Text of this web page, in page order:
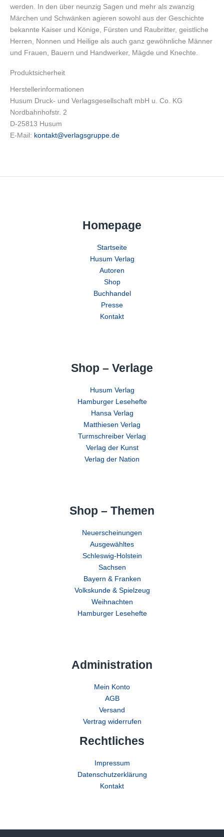
werden. In den über neunzig Sagen und mehr als zwanzig
Märchen und Schwänken agieren sowohl aus der Geschichte
bekannte Kaiser und Könige, Fürsten und Raubritter, geistliche
Herren, Nonnen und Heilige als auch ganz gewöhnliche Männer
und Frauen, Bauern und Handwerker, Mägde und Knechte.
Produktsicherheit
Herstellerinformationen
Husum Druck- und Verlagsgesellschaft mbH u. Co. KG
Nordbahnhofstr. 2
D-25813 Husum
E-Mail: kontakt@verlagsgruppe.de
Homepage
Startseite
Husum Verlag
Autoren
Shop
Buchhandel
Presse
Kontakt
Shop – Verlage
Husum Verlag
Hamburger Lesehefte
Hansa Verlag
Matthiesen Verlag
Turmschreiber Verlag
Verlag der Kunst
Verlag der Nation
Shop – Themen
Neuerscheinungen
Ausgewähltes
Schleswig-Holstein
Sachsen
Bayern & Franken
Volkskunde & Spielzeug
Weihnachten
Hamburger Lesehefte
Administration
Mein Konto
AGB
Versand
Vertrag widerrufen
Rechtliches
Impressum
Datenschutzerklärung
Kontakt